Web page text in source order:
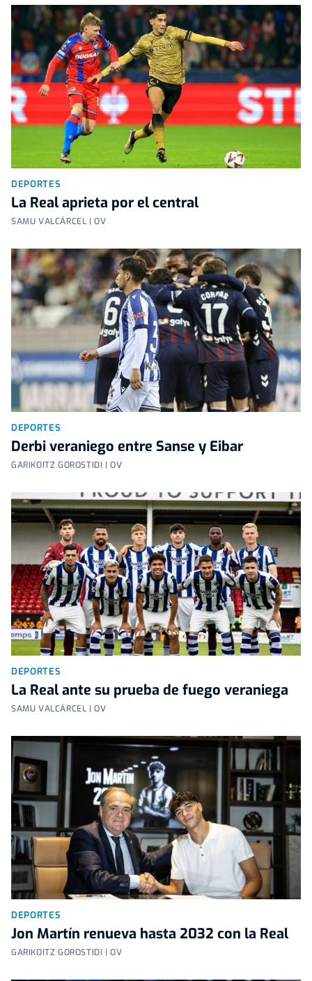
DEPORTES
La Real aprieta por el central
SAMU VALCÁRCEL | OV
DEPORTES
Derbi veraniego entre Sanse y Eibar
GARIKOITZ GOROSTIDI | OV
DEPORTES
La Real ante su prueba de fuego veraniega
SAMU VALCÁRCEL | OV
DEPORTES
Jon Martín renueva hasta 2032 con la Real
GARIKOITZ GOROSTIDI | OV